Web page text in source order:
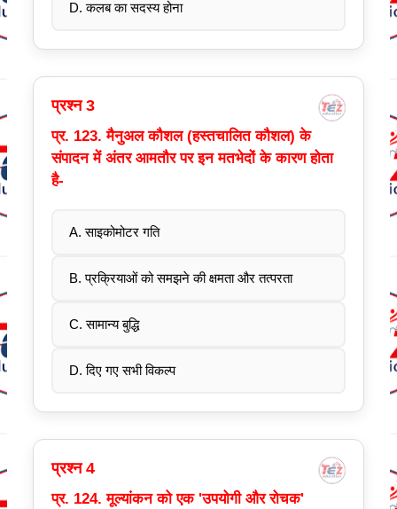
D. कलब का सदस्य होना
प्रश्न 3
प्र. 123. मैनुअल कौशल (हस्तचालित कौशल) के
संपादन में अंतर आमतौर पर इन मतभेदों के कारण होता
है-
A. साइकोमोटर गति
B. प्रक्रियाओं को समझने की क्षमता और तत्परता
C. सामान्य बुद्धि
D. दिए गए सभी विकल्प
प्रश्न 4
प्र. 124. मूल्यांकन को एक 'उपयोगी और रोचक'